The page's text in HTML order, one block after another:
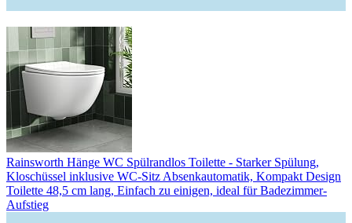
Rainsworth Hänge WC Spülrandlos Toilette - Starker Spülung,
Kloschüssel inklusive WC-Sitz Absenkautomatik, Kompakt Design
Toilette 48,5 cm lang, Einfach zu einigen, ideal für Badezimmer-
Aufstieg